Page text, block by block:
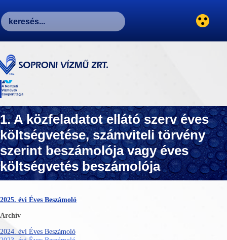
1. A közfeladatot ellátó szerv éves
költségvetése, számviteli törvény
szerint beszámolója vagy éves
költségvetés beszámolója
2025. évi Éves Beszámoló
Archív
2024. évi Éves Beszámoló